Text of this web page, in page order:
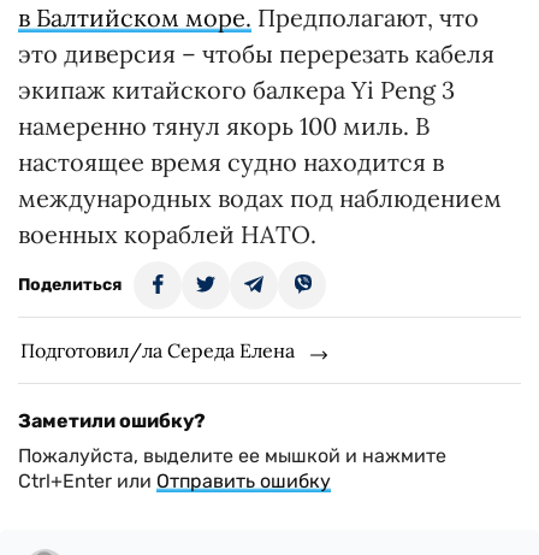
в Балтийском море. Предполагают, что
это диверсия – чтобы перерезать кабеля
экипаж китайского балкера Yi Peng 3
намеренно тянул якорь 100 миль. В
настоящее время судно находится в
международных водах под наблюдением
военных кораблей НАТО.
Поделиться
Подготовил/ла Середа Елена
Заметили ошибку?
Пожалуйста, выделите ее мышкой и нажмите
Ctrl+Enter или Отправить ошибку